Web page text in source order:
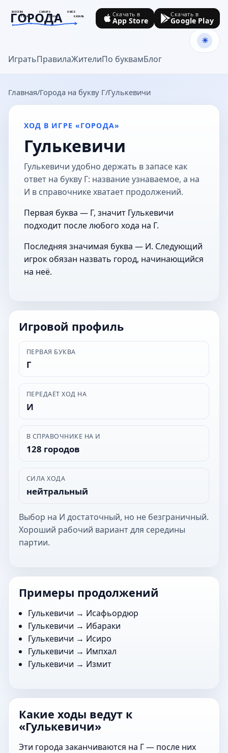
МОСКВА САМАРА
ОМСК
ТУЛА
СОЧИ КАЗАНЬ
ГОРОДА
goroda-na.ru
ИгратьПравилаЖителиПо буквамБлог
Скачать в
App Store
Скачать в
Google Play
Главная Города на букву Г Гулькевичи
ХОД В ИГРЕ «ГОРОДА»
Гулькевичи
Гулькевичи удобно держать в запасе как
ответ на букву Г: название узнаваемое, а на
И в справочнике хватает продолжений.
Первая буква — Г, значит Гулькевичи
подходит после любого хода на Г.
Последняя значимая буква — И. Следующий
игрок обязан назвать город, начинающийся
на неё.
Игровой профиль
ПЕРВАЯ БУКВА
Г
ПЕРЕДАЁТ ХОД НА
И
В СПРАВОЧНИКЕ НА И
128 городов
СИЛА ХОДА
нейтральный
Выбор на И достаточный, но не безграничный.
Хороший рабочий вариант для середины
партии.
Примеры продолжений
Гулькевичи → Исафьордюр
Гулькевичи → Ибараки
Гулькевичи → Исиро
Гулькевичи → Импхал
Гулькевичи → Измит
Какие ходы ведут к
«Гулькевичи»
Эти города заканчиваются на Г — после них